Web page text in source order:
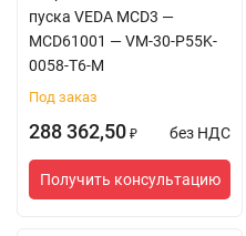
пуска VEDA MCD3 —
MCD61001 — VM-30-P55K-
0058-T6-M
Под заказ
288 362,50 ₽ без НДС
Получить консультацию